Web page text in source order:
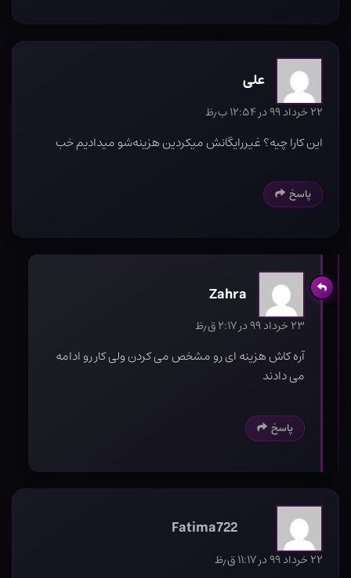
علی
۲۲ خرداد ۹۹ در ۱۲:۵۴ ب٫ظ
این کارا چیه؟ غیررایگانش میکردین هزینه‌شو میدادیم خب
پاسخ
Zahra
۲۳ خرداد ۹۹ در ۲:۱۷ ق٫ظ
آره کاش هزینه ای رو مشخص می کردن ولی کار رو ادامه
می دادند
پاسخ
Fatima722
۲۲ خرداد ۹۹ در ۱۱:۱۷ ق٫ظ